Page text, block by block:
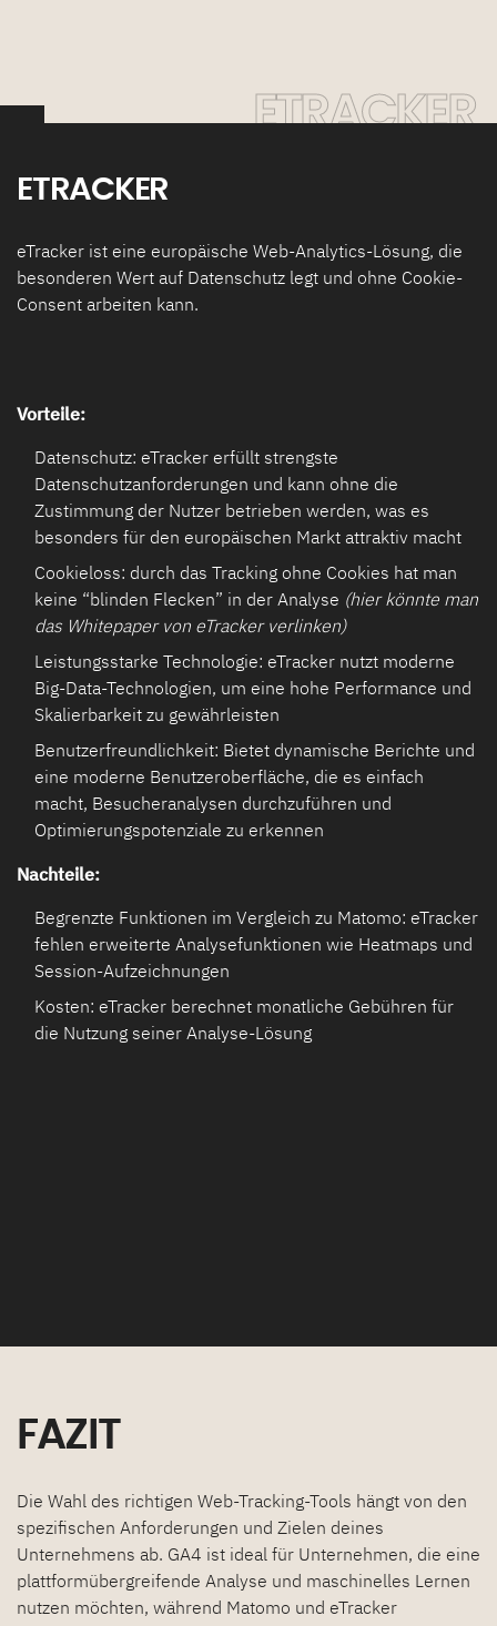
ETRACKER
ETRACKER
eTracker ist eine europäische Web-Analytics-Lösung, die
besonderen Wert auf Datenschutz legt und ohne Cookie-
Consent arbeiten kann.
Vorteile:
Datenschutz: eTracker erfüllt strengste
Datenschutzanforderungen und kann ohne die
Zustimmung der Nutzer betrieben werden, was es
besonders für den europäischen Markt attraktiv macht
Cookieloss: durch das Tracking ohne Cookies hat man
keine “blinden Flecken” in der Analyse (hier könnte man
das Whitepaper von eTracker verlinken)
Leistungsstarke Technologie: eTracker nutzt moderne
Big-Data-Technologien, um eine hohe Performance und
Skalierbarkeit zu gewährleisten
Benutzerfreundlichkeit: Bietet dynamische Berichte und
eine moderne Benutzeroberfläche, die es einfach
macht, Besucheranalysen durchzuführen und
Optimierungspotenziale zu erkennen
Nachteile:
Begrenzte Funktionen im Vergleich zu Matomo: eTracker
fehlen erweiterte Analysefunktionen wie Heatmaps und
Session-Aufzeichnungen
Kosten: eTracker berechnet monatliche Gebühren für
die Nutzung seiner Analyse-Lösung
FAZIT
Die Wahl des richtigen Web-Tracking-Tools hängt von den
spezifischen Anforderungen und Zielen deines
Unternehmens ab. GA4 ist ideal für Unternehmen, die eine
plattformübergreifende Analyse und maschinelles Lernen
nutzen möchten, während Matomo und eTracker